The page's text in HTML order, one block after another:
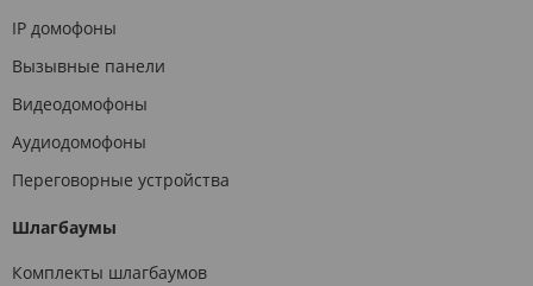
IP домофоны
Вызывные панели
Видеодомофоны
Аудиодомофоны
Переговорные устройства
Шлагбаумы
Комплекты шлагбаумов